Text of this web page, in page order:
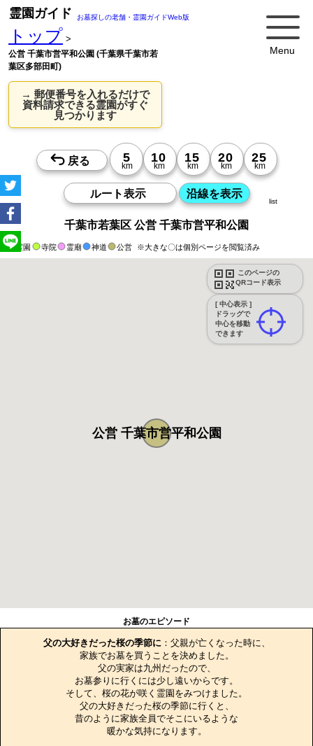
Menu
霊園ガイド お墓探しの老舗・霊園ガイドWeb版
トップ >
公営 千葉市営平和公園 (千葉県千葉市若
葉区多部田町)
→ 郵便番号を入れるだけで
資料請求できる霊園がすぐ
見つかります
千葉市若葉区 公営 千葉市営平和公園
霊園 寺院 霊廟 神道 公営 ※大きな〇は個別ページを閲覧済み
このページの
QRコード表示
[ 中心表示 ]
ドラッグで
中心を移動
できます
list
公営 千葉市営平和公園
お墓のエピソード
父の大好きだった桜の季節に ：父親が亡くなった時に、
家族でお墓を買うことを決めました。
父の実家は九州だったので、
お墓参りに行くには少し遠いからです。
そして、桜の花が咲く霊園をみつけました。
父の大好きだった桜の季節に行くと、
昔のように家族全員でそこにいるような
暖かな気持になります。